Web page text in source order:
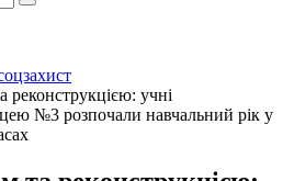
реконструкцією: учні
№3 розпочали навчальний рік у